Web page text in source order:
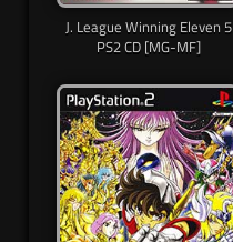
J. League Winning Eleven 5
PS2 CD [MG-MF]